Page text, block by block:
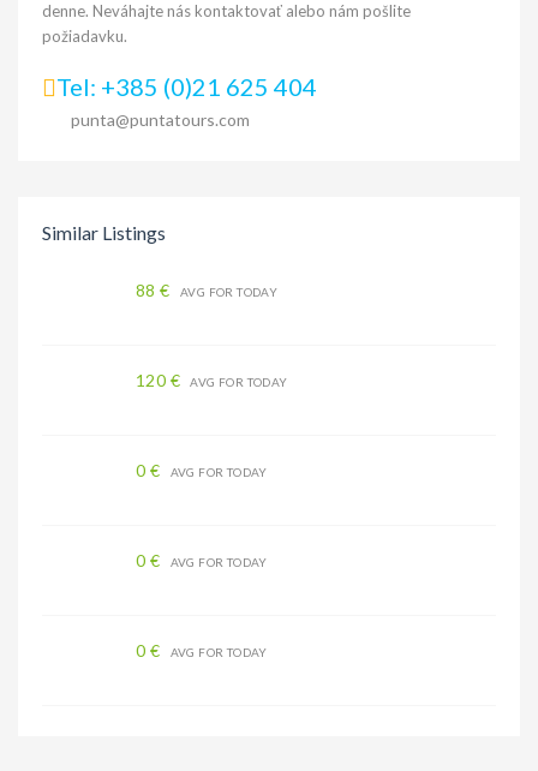
denne. Neváhajte nás kontaktovať alebo nám pošlite
požiadavku.
Tel: +385 (0)21 625 404
punta@puntatours.com
Similar Listings
88 € AVG FOR TODAY
120 € AVG FOR TODAY
0 € AVG FOR TODAY
0 € AVG FOR TODAY
0 € AVG FOR TODAY